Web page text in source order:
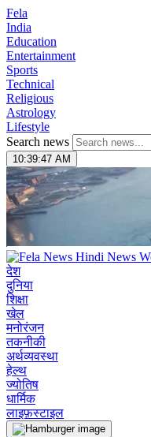
Fela
India
Education
Entertainment
Sports
Technical
Religious
Astrology
Lifestyle
Search news
10:39:48 AM
देश
दुनिया
शिक्षा
खेल
मनोरंजन
तकनीकी
अर्थव्यवस्था
हेल्थ
ज्योतिष
धार्मिक
लाइफ़स्टाइल